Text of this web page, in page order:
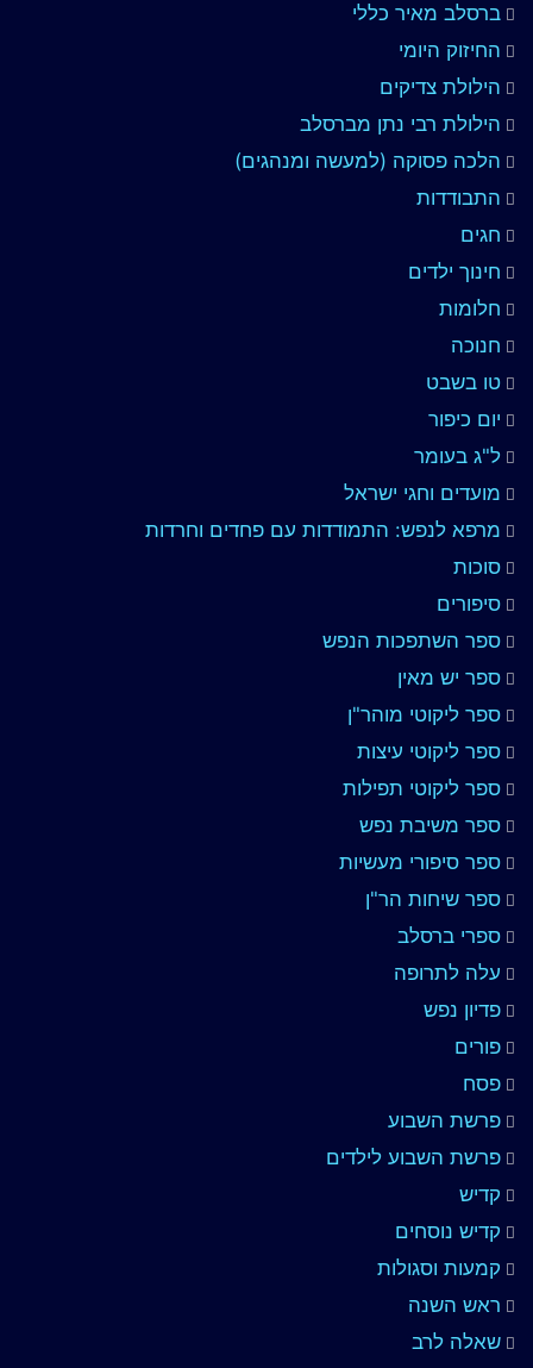
ברסלב מאיר כללי
החיזוק היומי
הילולת צדיקים
הילולת רבי נתן מברסלב
הלכה פסוקה (למעשה ומנהגים)
התבודדות
חגים
חינוך ילדים
חלומות
חנוכה
טו בשבט
יום כיפור
ל"ג בעומר
מועדים וחגי ישראל
מרפא לנפש: התמודדות עם פחדים וחרדות
סוכות
סיפורים
ספר השתפכות הנפש
ספר יש מאין
ספר ליקוטי מוהר"ן
ספר ליקוטי עיצות
ספר ליקוטי תפילות
ספר משיבת נפש
ספר סיפורי מעשיות
ספר שיחות הר"ן
ספרי ברסלב
עלה לתרופה
פדיון נפש
פורים
פסח
פרשת השבוע
פרשת השבוע לילדים
קדיש
קדיש נוסחים
קמעות וסגולות
ראש השנה
שאלה לרב